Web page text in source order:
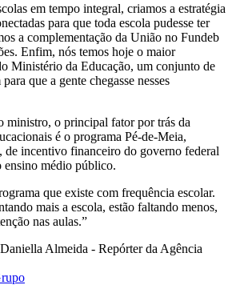
em tempo integral, criamos a estratégia
para que toda escola pudesse ter
a complementação da União no Fundeb
Enfim, nós temos hoje o maior
Ministério da Educação, um conjunto de
que a gente chegasse nesses
ministro, o principal fator por trás da
é o programa Pé-de-Meia,
incentivo financeiro do governo federal
ensino médio público.
que existe com frequência escolar.
mais a escola, estão faltando menos,
nas aulas.”
Daniella Almeida - Repórter da Agência